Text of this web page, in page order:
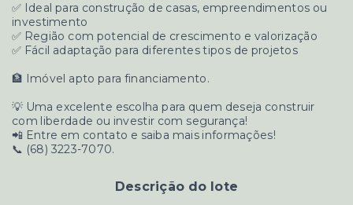
✅ Ideal para construção de casas, empreendimentos ou
investimento
✅ Região com potencial de crescimento e valorização
✅ Fácil adaptação para diferentes tipos de projetos
🏦 Imóvel apto para financiamento.
💡 Uma excelente escolha para quem deseja construir
com liberdade ou investir com segurança!
📲 Entre em contato e saiba mais informações!
📞 (68) 3223-7070.
Descrição do lote